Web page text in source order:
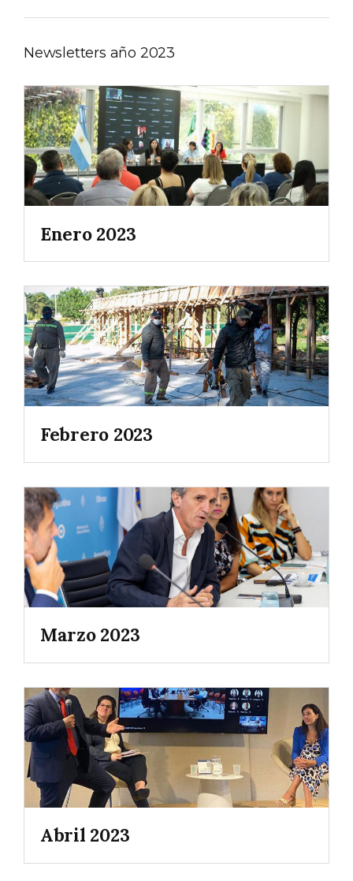
Newsletters año 2023
Enero 2023
Febrero 2023
Marzo 2023
Abril 2023